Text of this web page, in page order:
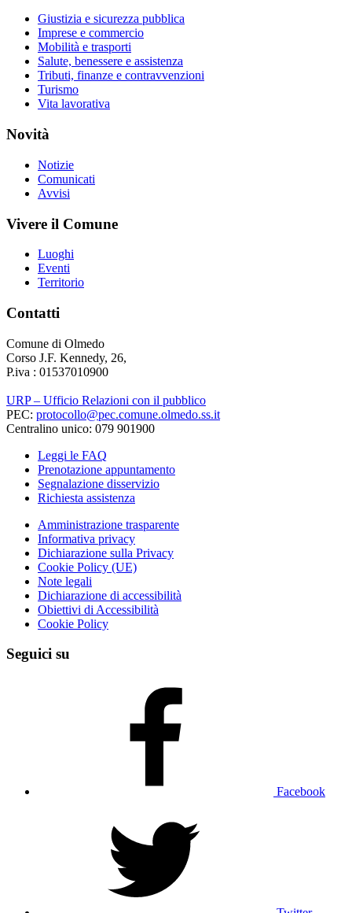
Giustizia e sicurezza pubblica
Imprese e commercio
Mobilità e trasporti
Salute, benessere e assistenza
Tributi, finanze e contravvenzioni
Turismo
Vita lavorativa
Novità
Notizie
Comunicati
Avvisi
Vivere il Comune
Luoghi
Eventi
Territorio
Contatti
Comune di Olmedo
Corso J.F. Kennedy, 26,
P.iva : 01537010900
URP – Ufficio Relazioni con il pubblico
PEC: protocollo@pec.comune.olmedo.ss.it
Centralino unico: 079 901900
Leggi le FAQ
Prenotazione appuntamento
Segnalazione disservizio
Richiesta assistenza
Amministrazione trasparente
Informativa privacy
Dichiarazione sulla Privacy
Cookie Policy (UE)
Note legali
Dichiarazione di accessibilità
Obiettivi di Accessibilità
Cookie Policy
Seguici su
Facebook